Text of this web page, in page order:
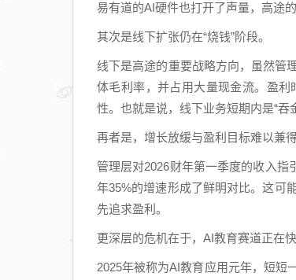
易有道的AI硬件也打开了声量，高途
其次是线下扩张仍在“烧钱”阶段。
线下是高途的重要战略方向，虽然管
体毛利率，并占用大量现金流。盈
性。也就是说，线下业务短期内是“吞
再者是，增长放缓与盈利目标难以兼得
管理层对2026财年第一季度的收入指
年35%的增速形成了鲜明对比。这可
先追求盈利。
更深层的危机在于，AI教育赛道正在
2025年被称为AI教育应用元年，短短